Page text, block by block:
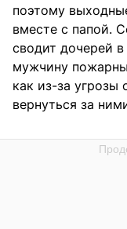
поэтому
вместе с папой.
сводит дочерей
мужчину
как из-за угрозы
вернуться за